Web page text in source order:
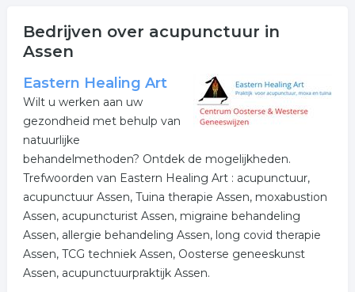
Bedrijven over acupunctuur in
Assen
Eastern Healing Art
Wilt u werken aan uw
gezondheid met behulp van
natuurlijke
behandelmethoden? Ontdek de mogelijkheden.
Trefwoorden van Eastern Healing Art : acupunctuur,
acupunctuur Assen, Tuina therapie Assen, moxabustion
Assen, acupuncturist Assen, migraine behandeling
Assen, allergie behandeling Assen, long covid therapie
Assen, TCG techniek Assen, Oosterse geneeskunst
Assen, acupunctuurpraktijk Assen.